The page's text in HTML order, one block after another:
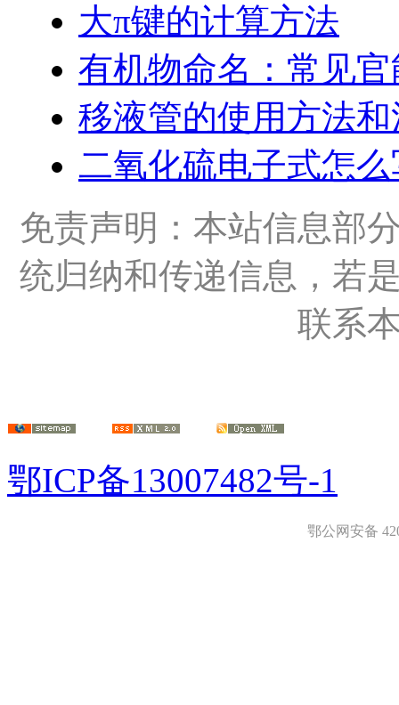
大π键的计算方法
有机物命名：常见
移液管的使用方法
二氧化硫电子式怎
免责声明：本站信息部
统归纳和传递信息，若
联系
鄂ICP备13007482号-1
鄂公网安备